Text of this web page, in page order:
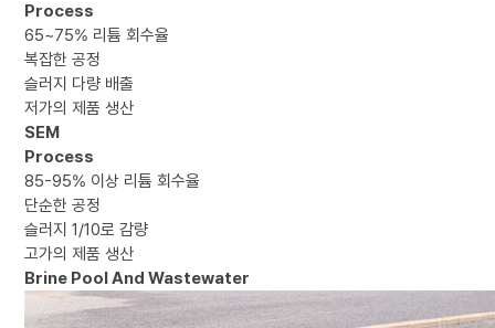
Process
65~75% 리튬 회수율
복잡한 공정
슬러지 다량 배출
저가의 제품 생산
SEM
Process
85-95% 이상 리튬 회수율
단순한 공정
슬러지 1/10로 감량
고가의 제품 생산
Brine Pool And Wastewater